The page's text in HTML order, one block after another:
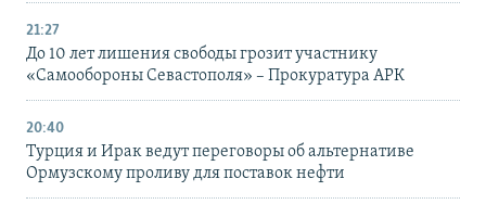
21:27
До 10 лет лишения свободы грозит участнику
«Самообороны Севастополя» – Прокуратура АРК
20:40
Турция и Ирак ведут переговоры об альтернативе
Ормузскому проливу для поставок нефти